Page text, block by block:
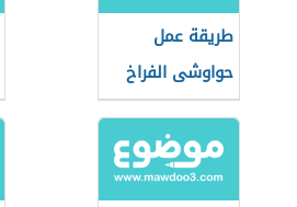
طريقة عمل
حواوشى الفراخ